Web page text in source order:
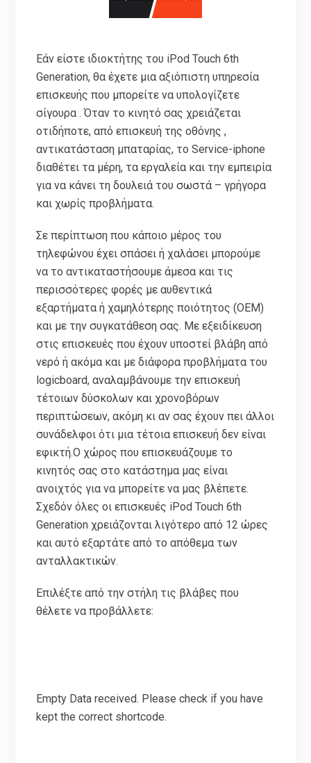
Εάν είστε ιδιοκτήτης του iPod Touch 6th
Generation, θα έχετε μια αξιόπιστη υπηρεσία
επισκευής που μπορείτε να υπολογίζετε
σίγουρα . Όταν το κινητό σας χρειάζεται
οτιδήποτε, από επισκευή της οθόνης ,
αντικατάσταση μπαταρίας, το Service-iphone
διαθέτει τα μέρη, τα εργαλεία και την εμπειρία
για να κάνει τη δουλειά του σωστά – γρήγορα
και χωρίς προβλήματα.
Σε περίπτωση που κάποιο μέρος του
τηλεφώνου έχει σπάσει ή χαλάσει μπορούμε
να το αντικαταστήσουμε άμεσα και τις
περισσότερες φορές με αυθεντικά
εξαρτήματα ή χαμηλότερης ποιότητος (ΟΕΜ)
και με την συγκατάθεση σας. Με εξειδίκευση
στις επισκευές που έχουν υποστεί βλάβη από
νερό ή ακόμα και με διάφορα προβλήματα του
logicboard, αναλαμβάνουμε την επισκευή
τέτοιων δύσκολων και χρονοβόρων
περιπτώσεων, ακόμη κι αν σας έχουν πει άλλοι
συνάδελφοι ότι μια τέτοια επισκευή δεν είναι
εφικτή.Ο χώρος που επισκευάζουμε το
κινητός σας στο κατάστημα μας είναι
ανοιχτός για να μπορείτε να μας βλέπετε.
Σχεδόν όλες οι επισκευές iPod Touch 6th
Generation χρειάζονται λιγότερο από 12 ώρες
και αυτό εξαρτάτε από το απόθεμα των
ανταλλακτικών.
Επιλέξτε από την στήλη τις βλάβες που
θέλετε να προβάλλετε:
Empty Data received. Please check if you have
kept the correct shortcode.